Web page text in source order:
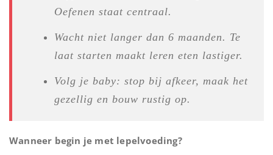
Oefenen staat centraal.
Wacht niet langer dan 6 maanden. Te
laat starten maakt leren eten lastiger.
Volg je baby: stop bij afkeer, maak het
gezellig en bouw rustig op.
Wanneer begin je met lepelvoeding?